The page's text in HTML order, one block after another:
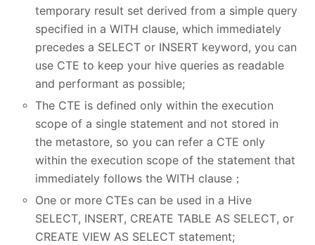
temporary result set derived from a simple query
specified in a WITH clause, which immediately
precedes a SELECT or INSERT keyword, you can
use CTE to keep your hive queries as readable
and performant as possible;
The CTE is defined only within the execution
scope of a single statement and not stored in
the metastore, so you can refer a CTE only
within the execution scope of the statement that
immediately follows the WITH clause；
One or more CTEs can be used in a Hive
SELECT, INSERT, CREATE TABLE AS SELECT, or
CREATE VIEW AS SELECT statement;